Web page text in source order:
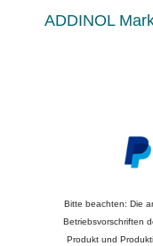
ADDINOL
Bitte beachten: Die
Betriebsvorschriften
Produkt und